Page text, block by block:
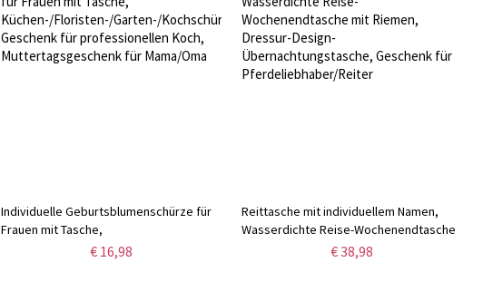
Individuelle Geburtsblumenschürze für
Frauen mit Tasche,
Küchen-/Floristen-/Garten-/Kochschürze,
€ 16,98
Reittasche mit individuellem Namen,
Wasserdichte Reise-Wochenendtasche
mit Riemen, Dressur-Design-
€ 38,98